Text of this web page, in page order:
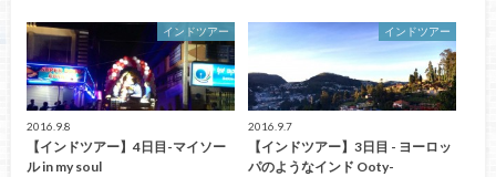
インドツアー
2016.9.8
【インドツアー】4日目-マイソー
ル in my soul
インドツアー
2016.9.7
【インドツアー】3日目 - ヨーロッ
パのようなインド Ooty-